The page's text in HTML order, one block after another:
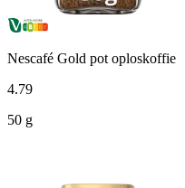
Nescafé Gold pot oploskoffie
4.79
50 g